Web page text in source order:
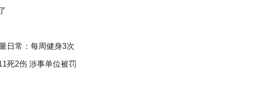
日常：每周健身3次
死2伤 涉事单位被罚